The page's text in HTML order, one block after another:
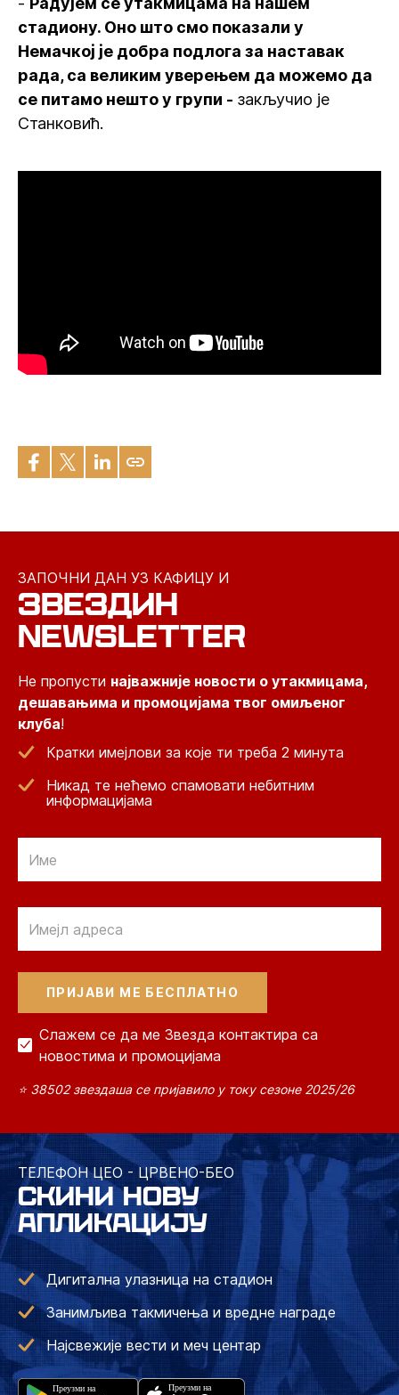
стадиону. Оно што смо показали у
Немачкој је добра подлога за наставак
рада, са великим уверењем да можемо да
се питамо нешто у групи - закључио је
Станковић.
ЗАПОЧНИ ДАН УЗ КАФИЦУ И
ЗВЕЗДИН
NEWSLETTER
Не пропусти најважније новости о утакмицама,
дешавањима и промоцијама твог омиљеног
клуба!
Кратки имејлови за које ти треба 2 минута
Никад те нећемо спамовати небитним
информацијама
Слажем се да ме Звезда контактира са
новостима и промоцијама
⭐ 38502 звездаша се пријавило у току сезоне 2025/26
ТЕЛЕФОН ЦЕО - ЦРВЕНО-БЕО
СКИНИ НОВУ
АПЛИКАЦИЈУ
Дигитална улазница на стадион
Занимљива такмичења и вредне награде
Најсвежије вести и меч центар